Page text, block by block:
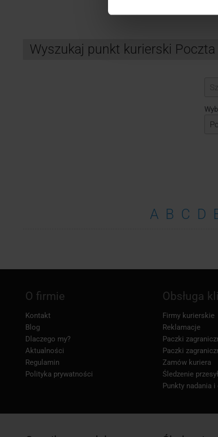
Wyszukaj punkt kurierski
A B C D
O firmie
Kontakt
Blog
Dlaczego my?
Aktualności
Regulamin
Polityka prywatności
Obsługa
Firmy kurierskie
Reklamacje
Paczki
Paczki
Zamów kuriera
Śledzenie
Punkty nadania i